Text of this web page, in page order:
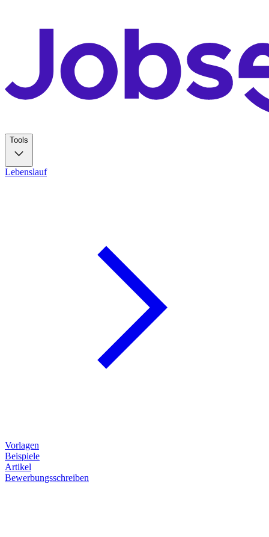
Tools
Lebenslauf
Vorlagen
Beispiele
Artikel
Bewerbungsschreiben